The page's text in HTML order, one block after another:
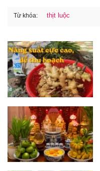
Từ khóa: thịt luộc